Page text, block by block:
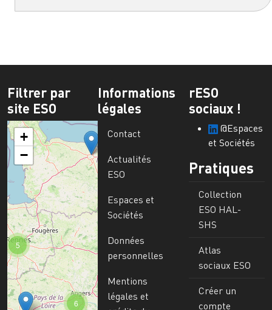
Filtrer par
site ESO
6
5
+
−
Informations
légales
Contact
Actualités
ESO
Espaces et
Sociétés
Données
personnelles
Mentions
légales et
rESO
sociaux !
@Espaces
et Sociétés
Pratiques
Collection
ESO HAL-
SHS
Atlas
sociaux ESO
Créer un
compte